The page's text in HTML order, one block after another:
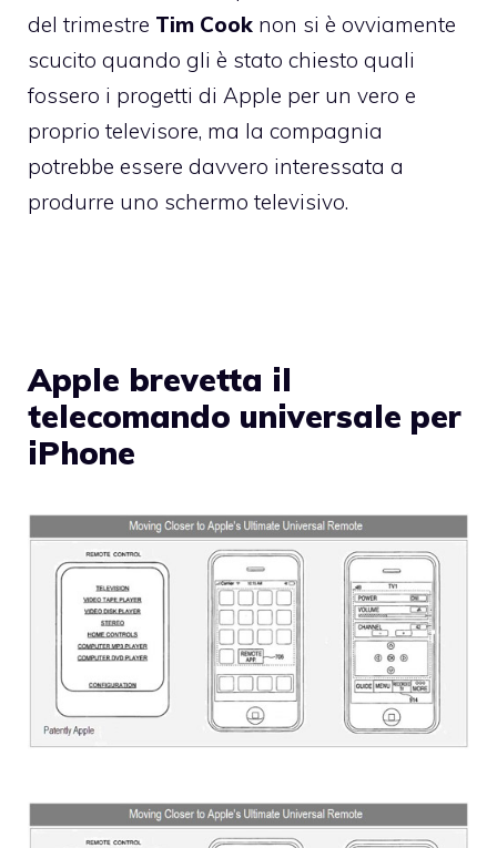
del trimestre Tim Cook non si è ovviamente
scucito quando gli è stato chiesto quali
fossero i progetti di Apple per un vero e
proprio televisore, ma la compagnia
potrebbe essere davvero interessata a
produrre uno schermo televisivo.
Apple brevetta il
telecomando universale per
iPhone